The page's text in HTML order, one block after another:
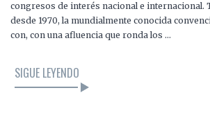
congresos de interés nacional e internacional.
desde 1970, la mundialmente conocida
con, con una afluencia que ronda los …
SIGUE LEYENDO